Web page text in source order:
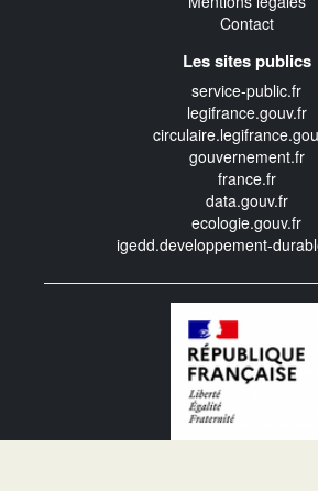
Contact
Les sites publics
service-public.fr
legifrance.gouv.fr
gouvernement.fr
france.fr
data.gouv.fr
ecologie.gouv.fr
igedd.developpement-